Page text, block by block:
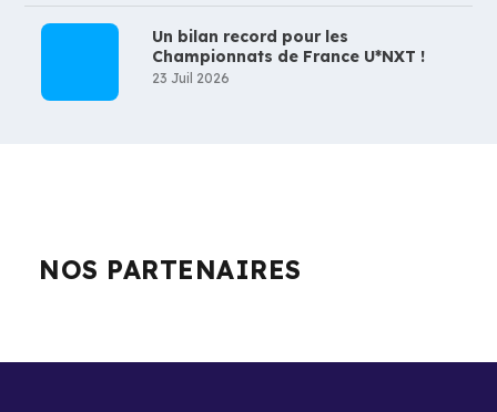
Un bilan record pour les
Championnats de France U*NXT !
23 Juil 2026
NOS PARTENAIRES